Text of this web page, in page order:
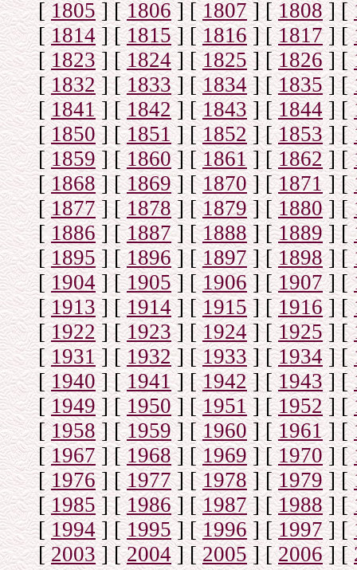
[1805] [1806] [1807] [1808] [
[1814] [1815] [1816] [1817] [
[1823] [1824] [1825] [1826] [
[1832] [1833] [1834] [1835] [
[1841] [1842] [1843 ] [1844] [
[1850] [1851] [1852] [1853] [
[1859] [1860] [1861] [1862] [
[1868] [1869] [1870] [1871] [
[1877] [1878] [1879] [1880] [
[1886] [1887] [1888] [1889] [
[1895] [1896] [1897] [1898] [
[1904] [1905] [1906 ] [1907] [
[1913] [1914] [1915] [1916] [
[1922] [1923] [1924] [1925] [
[1931] [1932] [1933] [1934] [
[1940] [1941] [1942] [1943] [
[1949] [1950] [1951 ] [1952] [
[1958] [1959] [1960] [1961] [
[1967] [1968] [1969] [1970] [
[1976] [1977] [1978] [1979] [
[1985] [1986] [1987] [1988] [
[1994] [1995] [1996] [1997] [
[2003] [2004] [2005] [2006] [